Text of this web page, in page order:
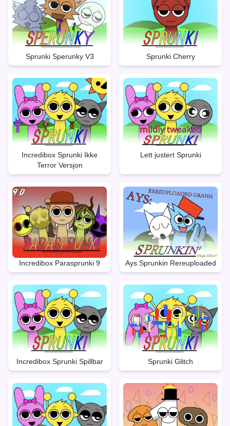
Sprunki Sperunky V3 Sprunki Cherry
Incredibox Sprunki Ikke
Terror Versjon
Lett justert Sprunki
Incredibox Parasprunki 9 Ays Sprunkin Rereuploaded
Incredibox Sprunki Spillbar Sprunki Glitch